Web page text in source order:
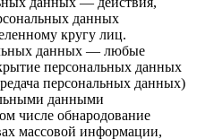
данных
кругу лиц.
данных — любые
персональных данных
персональных данных)
данными
числе обнародование
массовой информации,